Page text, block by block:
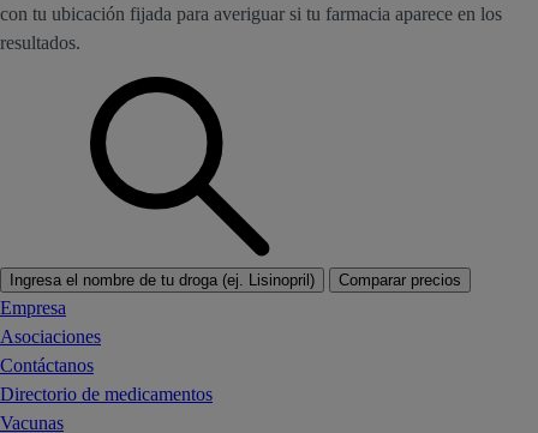
con tu ubicación fijada para averiguar si tu farmacia aparece en los
resultados.
Ingresa el nombre de tu droga (ej. Lisinopril) Comparar precios
Empresa
Asociaciones
Contáctanos
Directorio de medicamentos
Vacunas